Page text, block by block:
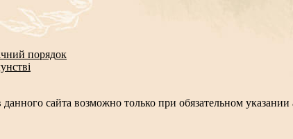
порядок
сайта возможно только при обязательном